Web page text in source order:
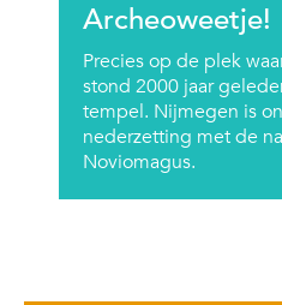
Archeoweetje!
Precies op de plek
stond 2000 jaar
tempel. Nijmegen is
nederzetting met de
Noviomagus.